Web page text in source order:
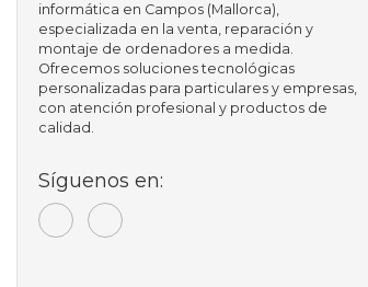
informática en Campos (Mallorca),
especializada en la venta, reparación y
montaje de ordenadores a medida.
Ofrecemos soluciones tecnológicas
personalizadas para particulares y empresas,
con atención profesional y productos de
calidad.
Síguenos en: